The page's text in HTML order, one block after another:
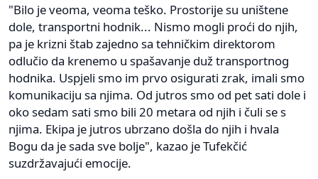
"Bilo je veoma, veoma teško. Prostorije su uništene
dole, transportni hodnik... Nismo mogli proći do njih,
pa je krizni štab zajedno sa tehničkim direktorom
odlučio da krenemo u spašavanje duž transportnog
hodnika. Uspjeli smo im prvo osigurati zrak, imali smo
komunikaciju sa njima. Od jutros smo od pet sati dole i
oko sedam sati smo bili 20 metara od njih i čuli se s
njima. Ekipa je jutros ubrzano došla do njih i hvala
Bogu da je sada sve bolje", kazao je Tufekčić
suzdržavajući emocije.